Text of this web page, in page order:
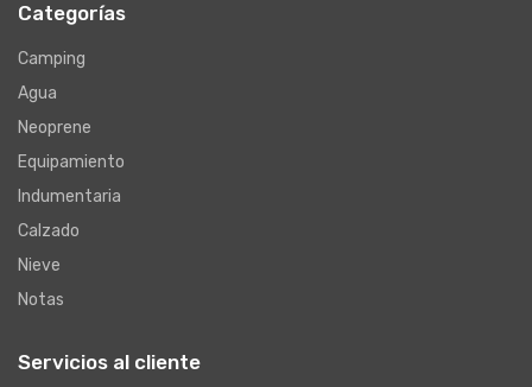
Categorías
Camping
Agua
Neoprene
Equipamiento
Indumentaria
Calzado
Nieve
Notas
Servicios al cliente